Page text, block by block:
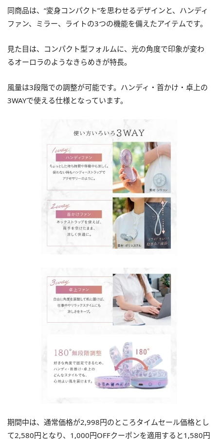
同商品は、“変身コンパクト”を思わせるデザインと、ハンディ
ファン、ミラー、ライトの3つの機能を備えたアイテムです。
見た目は、コンパクト型フォルムに、光の角度で印象が変わ
るオーロラのようなきらめきが特長。
風量は3段階での調整が可能です。ハンディ・首かけ・卓上の
3WAYで使える仕様となっています。
期間中は、通常価格が2,998円のところタイムセール価格とし
て2,580円となり、1,000円OFFクーポンを適用すると1,580円